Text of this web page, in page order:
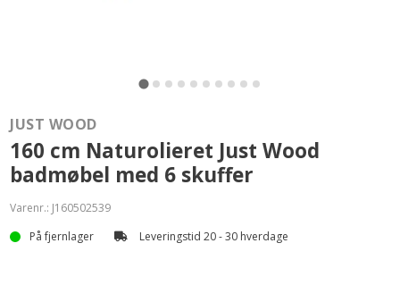
JUST WOOD
160 cm Naturolieret Just Wood
badmøbel med 6 skuffer
Varenr.: J160502539
På fjernlager
Leveringstid 20 - 30 hverdage